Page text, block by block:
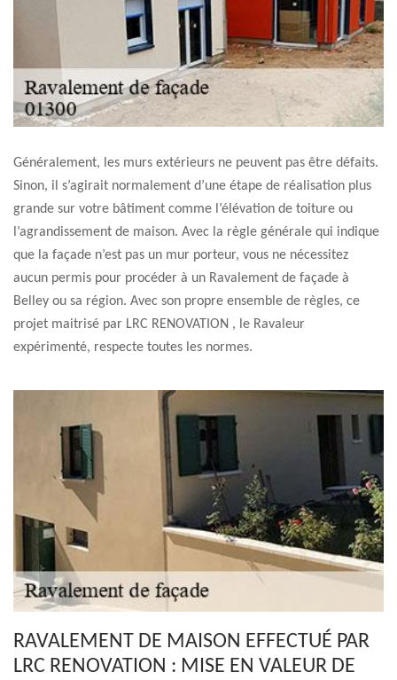
Généralement, les murs extérieurs ne peuvent pas être défaits.
Sinon, il s’agirait normalement d’une étape de réalisation plus
grande sur votre bâtiment comme l’élévation de toiture ou
l’agrandissement de maison. Avec la règle générale qui indique
que la façade n’est pas un mur porteur, vous ne nécessitez
aucun permis pour procéder à un Ravalement de façade à
Belley ou sa région. Avec son propre ensemble de règles, ce
projet maitrisé par LRC RENOVATION , le Ravaleur
expérimenté, respecte toutes les normes.
RAVALEMENT DE MAISON EFFECTUÉ PAR
LRC RENOVATION : MISE EN VALEUR DE